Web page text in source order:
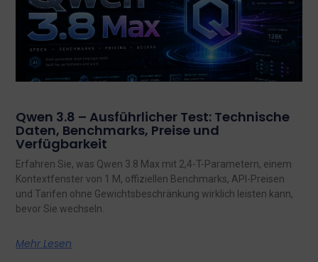
Qwen 3.8 – Ausführlicher Test: Technische
Daten, Benchmarks, Preise und
Verfügbarkeit
Erfahren Sie, was Qwen 3.8 Max mit 2,4-T-Parametern, einem
Kontextfenster von 1 M, offiziellen Benchmarks, API-Preisen
und Tarifen ohne Gewichtsbeschränkung wirklich leisten kann,
bevor Sie wechseln.
Mehr Lesen